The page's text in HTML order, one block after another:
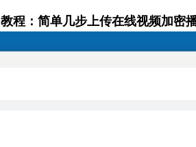
教程：简单几步上传在线视频加密